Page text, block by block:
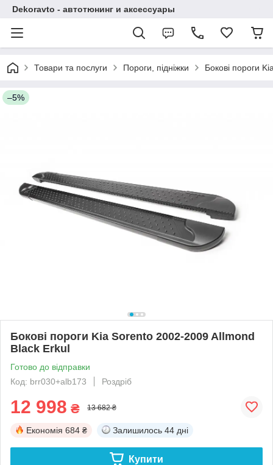
Dekoravto - автотюнинг и аксессуары
Товари та послуги Пороги, підніжки Бокові пороги
–5%
Бокові пороги Kia Sorento 2002-2009 Allmond
Black Erkul
Готово до відправки
Код: brr030+alb173
Роздріб
12 998 ₴ 13 682 ₴
Економія 684 ₴ Залишилось 44 дні
Купити